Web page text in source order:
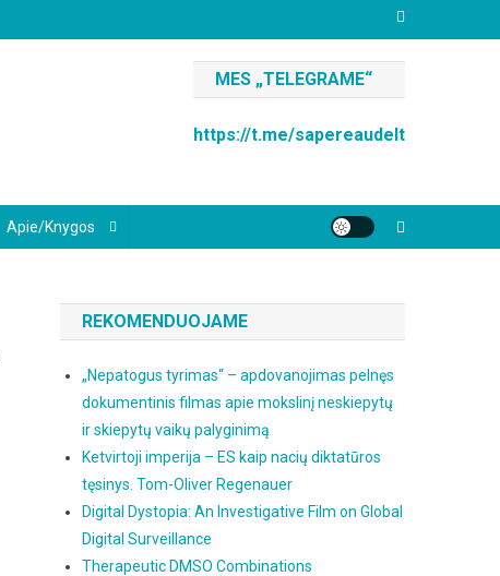
MES „TELEGRAME“
https://t.me/sapereaudelt
Apie/knygos
REKOMENDUOJAME
„Nepatogus tyrimas“ – apdovanojimas pelnęs
dokumentinis filmas apie mokslinį neskiepytų
ir skiepytų vaikų palyginimą
Ketvirtoji imperija – ES kaip nacių diktatūros
tęsinys. Tom-Oliver Regenauer
Digital Dystopia: An Investigative Film on Global
Digital Surveillance
Therapeutic DMSO Combinations